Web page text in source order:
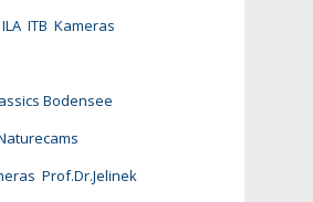
ILA ITB Kameras
Bodensee
Prof.Dr.Jelinek